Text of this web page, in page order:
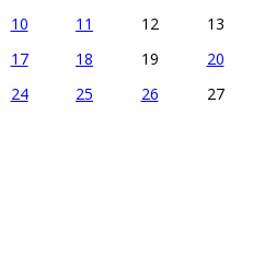
10 11 12
13
17 18 19
20
24 25 26
27